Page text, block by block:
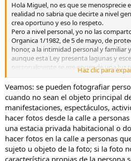
Hola Miguel, no es que se menosprecie
realidad no sabria que decirte a nivel
crea oportuno y eso lo respeto.
Pero a nivel personal, yo no las
Organica 1/1982, de 5 de mayo, de
honor, a la intimidad personal y familiar
aunque esta Ley presenta lagunas y
personalmente se me enciende una luz
parte me pasa lo mismo a la hora de
una aceptacion moral. Por ejemplo la
farola, esta bien hecha tiene una buena
es la persona que sale en la foto? Tienes
imagen? Es un tema delicado, por lo
En algunos sitios, es lo comun, diria yo
a la falta de respeto a la persona, igual
mucha mas cancha donde recrear la
personas desconocidas, y a eso yo si
Haz clic para
Veamos: se pueden fotografiar
cuando no sean el objeto principal
manifestaciones, espectáculos,
hacer fotos desde la calle a
una estacia privada habitacional o
hacer fotos en la calle a personas
sujeto u objeto de la foto; si la foto
característica propias de la persona